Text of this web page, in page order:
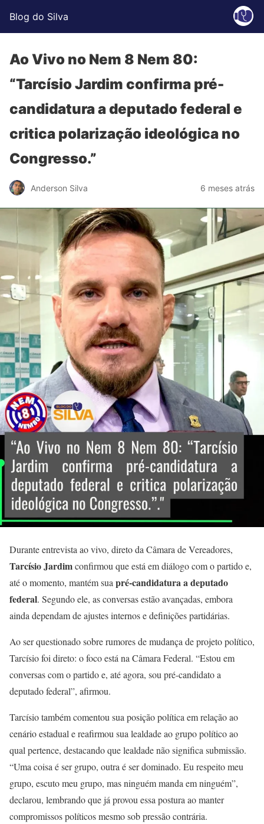
Blog do Silva
Ao Vivo no Nem 8 Nem 80:
“Tarcísio Jardim confirma pré-
candidatura a deputado federal e
critica polarização ideológica no
Congresso.”
Anderson Silva 6 meses atrás
Durante entrevista ao vivo, direto da Câmara de Vereadores,
Tarcísio Jardimconfirmou que está em diálogo com o partido e,
até o momento, mantém sua pré-candidatura a deputado
federal. Segundo ele, as conversas estão avançadas, embora
ainda dependam de ajustes internos e definições partidárias.
Ao ser questionado sobre rumores de mudança de projeto político,
Tarcísio foi direto: o foco está na Câmara Federal. “Estou em
conversas com o partido e, até agora, sou pré-candidato a
deputado federal”, afirmou.
Tarcísio também comentou sua posição política em relação ao
cenário estadual e reafirmou sua lealdade ao grupo político ao
qual pertence, destacando que lealdade não significa submissão.
“Uma coisa é ser grupo, outra é ser dominado. Eu respeito meu
grupo, escuto meu grupo, mas ninguém manda em ninguém”,
declarou, lembrando que já provou essa postura ao manter
compromissos políticos mesmo sob pressão contrária.